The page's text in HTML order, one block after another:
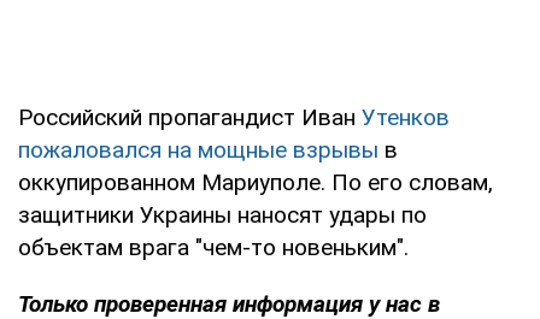
Российский пропагандист Иван Утенков
пожаловался на мощные взрывы в
оккупированном Мариуполе. По его словам,
защитники Украины наносят удары по
объектам врага "чем-то новеньким".
Только проверенная информация у нас в